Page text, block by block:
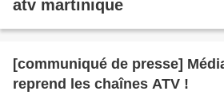
atv martinique
[communiqué de presse]
reprend les chaînes ATV !